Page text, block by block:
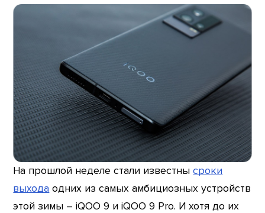
На прошлой неделе стали известнысроки
выхода одних из самых амбициозных устройств
этой зимы – iQOO 9 и iQOO 9 Pro. И хотя до их